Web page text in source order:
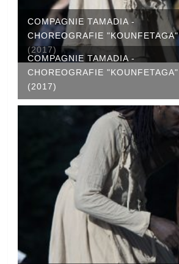
COMPAGNIE TAMADIA -
CHOREOGRAFIE "KOUNFETAGA"
(2017)
COMPAGNIE TAMADIA -
CHOREOGRAFIE "KOUNFETAGA"
(2017)